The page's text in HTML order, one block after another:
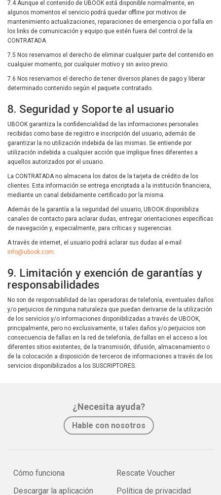
7.4 Aunque el contenido de UBOOK está disponible normalmente, en
algunos momentos el servicio podrá quedar offline por motivos de
mantenimiento actualizaciones, reparaciones de emergencia o por falla en
los links de comunicación y equipo que estén fuera del control de la
CONTRATADA.
7.5 Nos reservamos el derecho de eliminar cualquier parte del contenido en
cualquier momento, por cualquier motivo y sin aviso previo.
7.6 Nos reservamos el derecho de tener diversos planes de pago y liberar
determinado contenido según el paquete contratado.
8. Seguridad y Soporte al usuario
UBOOK garantiza la confidencialidad de las informaciones personales
recibidas como base de registro e inscripción del usuario, además de
garantizar la no utilización indebida de las mismas. Se entiende por
utilización indebida a cualquier acción que implique fines diferentes a
aquellos autorizados por el usuario.
La CONTRATADA no almacena los datos de la tarjeta de crédito de los
clientes. Esta información se entrega encriptada a la institución financiera,
mediante un canal debidamente certificado por la misma.
Además de la garantía a la seguridad del usuario, UBOOK disponibiliza
canales de contacto para aclarar dudas, entregar orientaciones específicas
de navegación y, especialmente, para críticas y sugerencias.
A través de internet, el usuario podrá aclarar sus dudas al e-mail
info@ubook.com.
9. Limitación y exención de garantías y
responsabilidades
No son de responsabilidad de las operadoras de telefonía, eventuales daños
y/o perjuicios de ninguna naturaleza que puedan derivarse de la utilización
de los servicios y/o informaciones disponibilizadas a través de UBOOK,
principalmente, pero no exclusivamente, si tales daños y/o perjuicios son
consecuencia de fallas en la red de telefonía, de fallas en el acceso a los
diferentes sitios existentes, de la transmisión, difusión, almacenamiento o
de la colocación a disposición de terceros de informaciones a través de los
servicios disponibilizados a los SUSCRIPTORES.
¿Necesita ayuda?
Hable con nosotros
Cómo funciona
Descargar la aplicación
Rescate Voucher
Política de privacidad